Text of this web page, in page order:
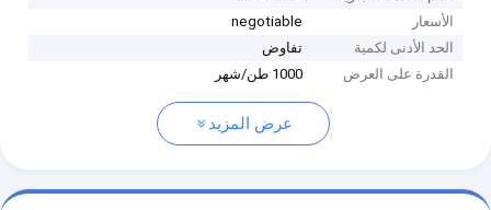
الأسعار
negotiable
الحد الأدنى لكمية
تفاوض
القدرة على العرض
1000 طن/شهر
عرض المزيد